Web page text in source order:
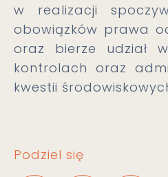
w realizacji
obowiązków prawa
oraz bierze udział
kontrolach oraz
kwestii
Podziel się